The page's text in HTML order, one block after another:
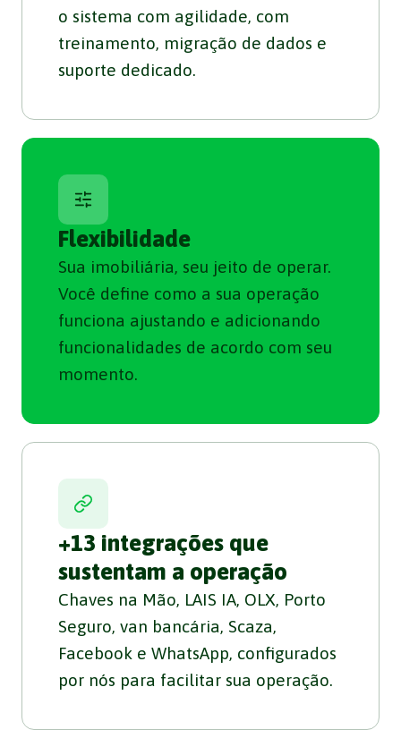
o sistema com agilidade, com
treinamento, migração de dados e
suporte dedicado.
Flexibilidade
Sua imobiliária, seu jeito de operar.
Você define como a sua operação
funciona ajustando e adicionando
funcionalidades de acordo com seu
momento.
+13 integrações que
sustentam a operação
Chaves na Mão, LAIS IA, OLX, Porto
Seguro, van bancária, Scaza,
Facebook e WhatsApp, configurados
por nós para facilitar sua operação.